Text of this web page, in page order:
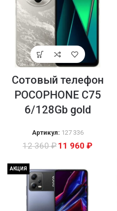
Сотовый телефон
POCOPHONE C75
6/128Gb gold
Артикул: 127 336
12 360₽ 11 960 ₽
АКЦИЯ